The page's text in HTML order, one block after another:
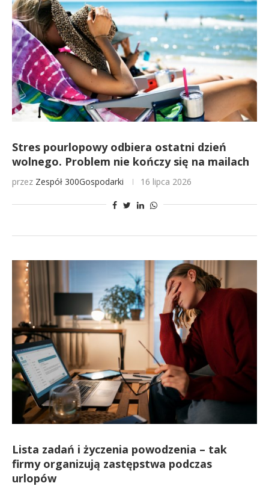
Stres pourlopowy odbiera ostatni dzień
wolnego. Problem nie kończy się na mailach
przez Zespół 300Gospodarki 16 lipca 2026
Lista zadań i życzenia powodzenia – tak
firmy organizują zastępstwa podczas
urlopów